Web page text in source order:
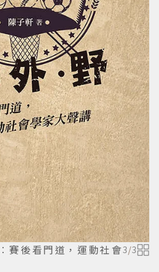
後看門道，運動社會3/3